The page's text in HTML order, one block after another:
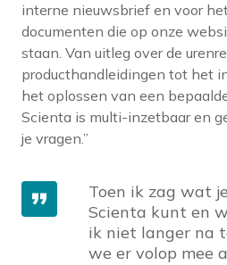
interne nieuwsbrief en voor
documenten die op onze
staan. Van uitleg over de
producthandleidingen tot het
het oplossen van een
Scienta is multi-inzetbaar en
je vragen.”
Toen ik zag wat
Scienta kunt en
ik niet langer na
we er volop mee